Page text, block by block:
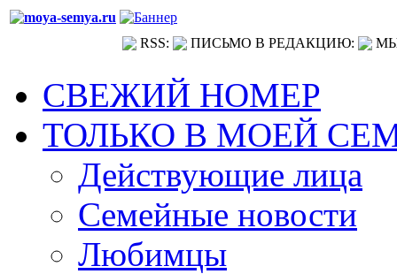
RSS: ПИСЬМО В РЕДАКЦИЮ:
СВЕЖИЙ НОМЕР
ТОЛЬКО В МОЕЙ
Действующие лица
Семейные новости
Любимцы